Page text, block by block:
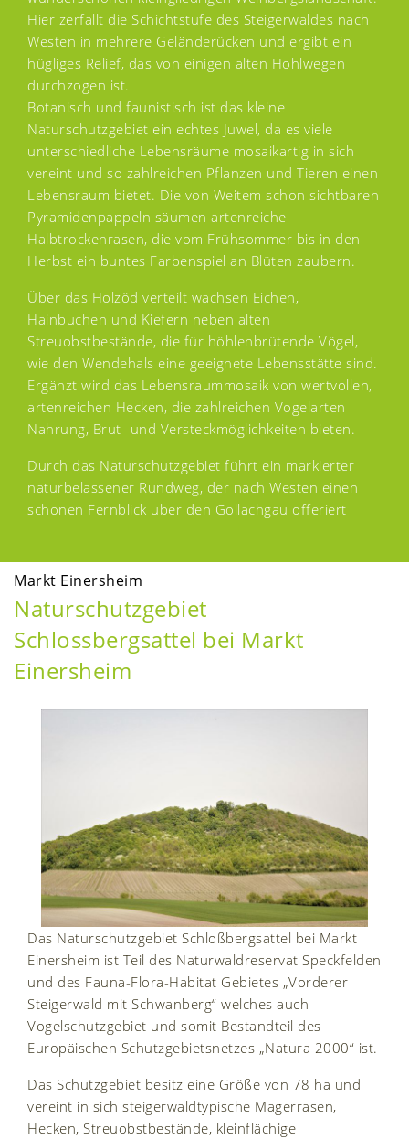
Hier zerfällt die Schichtstufe des Steigerwaldes nach
Westen in mehrere Geländerücken und ergibt ein
hügliges Relief, das von einigen alten Hohlwegen
durchzogen ist.
Botanisch und faunistisch ist das kleine
Naturschutzgebiet ein echtes Juwel, da es viele
unterschiedliche Lebensräume mosaikartig in sich
vereint und so zahlreichen Pflanzen und Tieren einen
Lebensraum bietet. Die von Weitem schon sichtbaren
Pyramidenpappeln säumen artenreiche
Halbtrockenrasen, die vom Frühsommer bis in den
Herbst ein buntes Farbenspiel an Blüten zaubern.
Über das Holzöd verteilt wachsen Eichen,
Hainbuchen und Kiefern neben alten
Streuobstbestände, die für höhlenbrütende Vögel,
wie den Wendehals eine geeignete Lebensstätte sind.
Ergänzt wird das Lebensraummosaik von wertvollen,
artenreichen Hecken, die zahlreichen Vogelarten
Nahrung, Brut- und Versteckmöglichkeiten bieten.
Durch das Naturschutzgebiet führt ein markierter
naturbelassener Rundweg, der nach Westen einen
schönen Fernblick über den Gollachgau offeriert
Markt Einersheim
Naturschutzgebiet
Schlossbergsattel bei Markt
Einersheim
Das Naturschutzgebiet Schloßbergsattel bei Markt
Einersheim ist Teil des Naturwaldreservat Speckfelden
und des Fauna-Flora-Habitat Gebietes „Vorderer
Steigerwald mit Schwanberg“ welches auch
Vogelschutzgebiet und somit Bestandteil des
Europäischen Schutzgebietsnetzes „Natura 2000“ ist.
Das Schutzgebiet besitz eine Größe von 78 ha und
vereint in sich steigerwaldtypische Magerrasen,
Hecken, Streuobstbestände, kleinflächige